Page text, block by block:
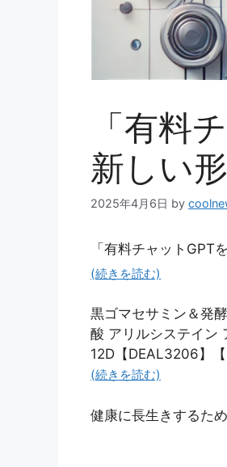
「有料
新しい形
2025年4月6日 by
「有料チャットGPT
(続きを読む)
黒ゴマセサミン＆発
酸 アリルシステイン
12D【DEAL3206】
(続きを読む)
健康に長生きするた